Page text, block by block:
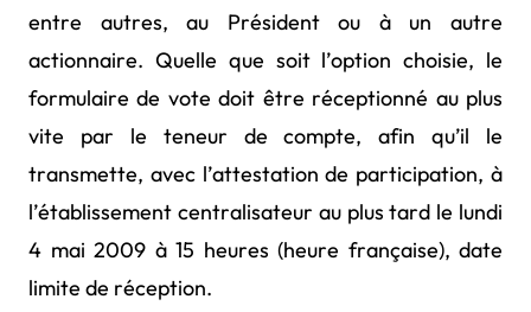
entre autres, au Président ou à un autre
actionnaire. Quelle que soit l’option choisie, le
formulaire de vote doit être réceptionné au plus
vite par le teneur de compte, afin qu’il le
transmette, avec l’attestation de participation, à
l’établissement centralisateur au plus tard le lundi
4 mai 2009 à 15 heures (heure française), date
limite de réception.